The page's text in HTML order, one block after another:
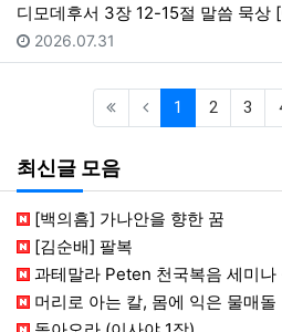
디모데후서 3장 12-15절 말씀 묵상
등록일
2026.07.31
1 (current)
2 3
최신글 모음
[백의흠] 가나안을 향한 꿈
[김순배] 팔복
과테말라 Peten 천국복음 세미나 둘째 날, 안명수
머리로 아는 칼, 몸에 익은 물매돌